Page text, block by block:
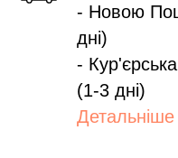
- Новою
дні)
-
(1-3 дні)